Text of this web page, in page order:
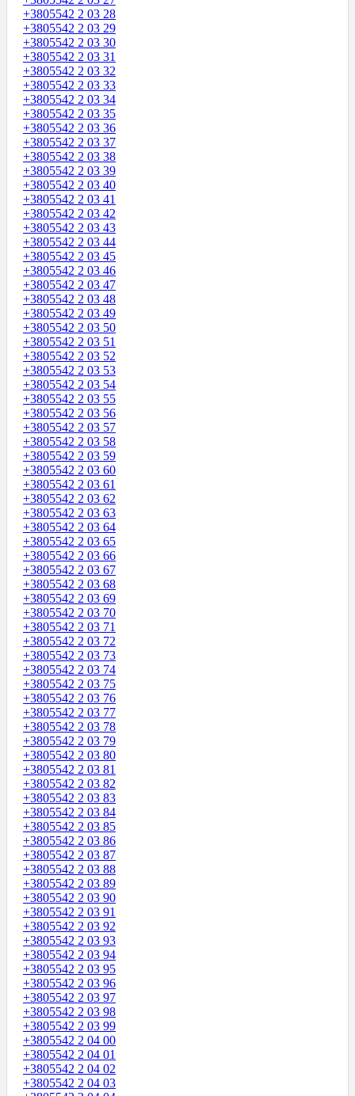
+3805542 2 03 28
+3805542 2 03 29
+3805542 2 03 30
+3805542 2 03 31
+3805542 2 03 32
+3805542 2 03 33
+3805542 2 03 34
+3805542 2 03 35
+3805542 2 03 36
+3805542 2 03 37
+3805542 2 03 38
+3805542 2 03 39
+3805542 2 03 40
+3805542 2 03 41
+3805542 2 03 42
+3805542 2 03 43
+3805542 2 03 44
+3805542 2 03 45
+3805542 2 03 46
+3805542 2 03 47
+3805542 2 03 48
+3805542 2 03 49
+3805542 2 03 50
+3805542 2 03 51
+3805542 2 03 52
+3805542 2 03 53
+3805542 2 03 54
+3805542 2 03 55
+3805542 2 03 56
+3805542 2 03 57
+3805542 2 03 58
+3805542 2 03 59
+3805542 2 03 60
+3805542 2 03 61
+3805542 2 03 62
+3805542 2 03 63
+3805542 2 03 64
+3805542 2 03 65
+3805542 2 03 66
+3805542 2 03 67
+3805542 2 03 68
+3805542 2 03 69
+3805542 2 03 70
+3805542 2 03 71
+3805542 2 03 72
+3805542 2 03 73
+3805542 2 03 74
+3805542 2 03 75
+3805542 2 03 76
+3805542 2 03 77
+3805542 2 03 78
+3805542 2 03 79
+3805542 2 03 80
+3805542 2 03 81
+3805542 2 03 82
+3805542 2 03 83
+3805542 2 03 84
+3805542 2 03 85
+3805542 2 03 86
+3805542 2 03 87
+3805542 2 03 88
+3805542 2 03 89
+3805542 2 03 90
+3805542 2 03 91
+3805542 2 03 92
+3805542 2 03 93
+3805542 2 03 94
+3805542 2 03 95
+3805542 2 03 96
+3805542 2 03 97
+3805542 2 03 98
+3805542 2 03 99
+3805542 2 04 00
+3805542 2 04 01
+3805542 2 04 02
+3805542 2 04 03